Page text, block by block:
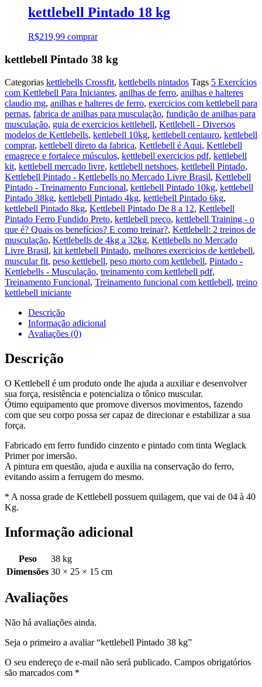
kettlebell Pintado 18 kg
R$219,99 comprar
kettlebell Pintado 38 kg
Categorias kettlebells Crossfit, kettlebells pintados Tags 5 Exercícios
com Kettlebell Para Iniciantes, anilhas de ferro, anilhas e halteres
claudio mg, anilhas e halteres de ferro, exercicios com kettlebell para
pernas, fabrica de anilhas para musculação, fundição de anilhas para
musculação, guia de exercicios kettlebell, Kettlebell - Diversos
modelos de Kettlebells, kettlebell 10kg, kettlebell centauro, kettlebell
comprar, kettlebell direto da fabrica, Kettlebell é Aqui, Kettlebell
emagrece e fortalece músculos, kettlebell exercicios pdf, kettlebell
kit, kettlebell mercado livre, kettlebell netshoes, kettlebell Pintado,
Kettlebell Pintado - Kettlebells no Mercado Livre Brasil, Kettlebell
Pintado - Treinamento Funcional, kettlebell Pintado 10kg, kettlebell
Pintado 38kg, kettlebell Pintado 4kg, kettlebell Pintado 6kg,
kettlebell Pintado 8kg, Kettlebell Pintado De 8 a 12, Kettlebell
Pintado Ferro Fundido Preto, kettlebell preço, kettlebell Training - o
que é? Quais os benefícios? E como treinar?, Kettlebell: 2 treinos de
musculação, Kettlebells de 4kg a 32kg, Kettlebells no Mercado
Livre Brasil, kit kettlebell Pintado, melhores exercicios de kettlebell,
muscular fit, peso kettlebell, peso morto com kettlebell, Pintado -
Kettlebells - Musculação, treinamento com kettlebell pdf,
Treinamento Funcional, Treinamento funcional com kettlebell, treino
kettlebell iniciante
Descrição
Informação adicional
Avaliações (0)
Descrição
O Kettlebell é um produto onde lhe ajuda a auxiliar e desenvolver
sua força, resistência e potencializa o tônico muscular.
Ótimo equipamento que promove diversos movimentos, fazendo
com que seu corpo possa ser capaz de direcionar e estabilizar a sua
força.
Fabricado em ferro fundido cinzento e pintado com tinta Weglack
Primer por imersão.
A pintura em questão, ajuda e auxilia na conservação do ferro,
evitando assim a ferrugem do mesmo.
* A nossa grade de Kettlebell possuem quilagem, que vai de 04 à 40
Kg.
Informação adicional
Peso
38 kg
Dimensões 30 × 25 × 15 cm
Avaliações
Não há avaliações ainda.
Seja o primeiro a avaliar “kettlebell Pintado 38 kg”
O seu endereço de e-mail não será publicado. Campos obrigatórios
são marcados com *